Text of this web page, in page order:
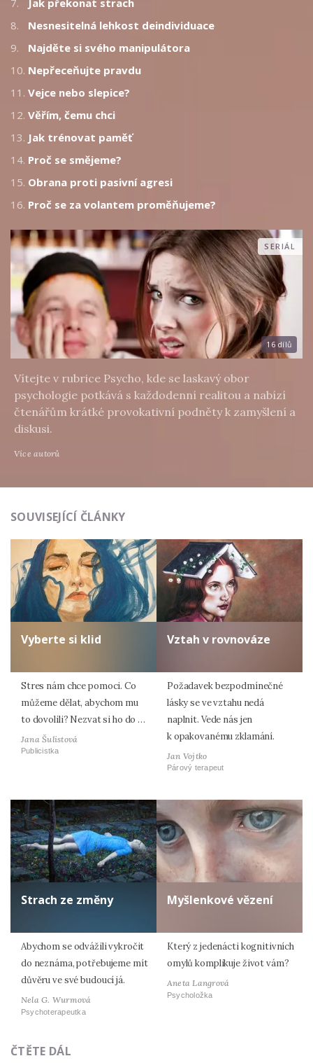
8.
Nesnesitelná lehkost deindividuace
9.
Najděte si svého manipulátora
10. Nepřeceňujte pravdu
11. Vejce nebo slepice?
12. Věřím, čemu chci
13. Jak trénovat paměť
14. Proč se smějeme?
15. Obrana proti pasivní agresi
16. Proč se za volantem proměňujeme?
SERIÁL
16 dílů
Vítejte v rubrice Psycho, kde se laskavý obor
psychologie potkává s každodenní realitou a nabízí
čtenářům krátké provokativní podněty k zamyšlení a
diskusi.
Více autorů
SOUVISEJÍCÍ ČLÁNKY
Vyberte si klid
Stres nám chce pomoci. Co
můžeme dělat, abychom mu
to dovolili? Nezvat si ho do …
Jana Šulistová
Publicistka
Vztah v rovnováze
Požadavek bezpodmínečné
lásky se ve vztahu nedá
naplnit. Vede nás jen
k opakovanému zklamání.
Jan Vojtko
Párový terapeut
Strach ze změny
Abychom se odvážili vykročit
do neznáma, potřebujeme mít
důvěru ve své budoucí já.
Nela G. Wurmová
Psychoterapeutka
Myšlenkové vězení
Který z jedenácti kognitivních
omylů komplikuje život vám?
Aneta Langrová
Psycholožka
ČTĚTE DÁL